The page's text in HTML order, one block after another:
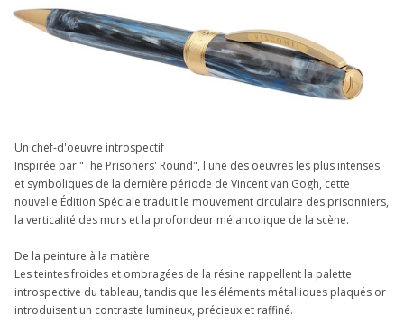
Un chef-d'oeuvre introspectif
Inspirée par "The Prisoners' Round", l'une des oeuvres les plus intenses
et symboliques de la dernière période de Vincent van Gogh, cette
nouvelle Édition Spéciale traduit le mouvement circulaire des prisonniers,
la verticalité des murs et la profondeur mélancolique de la scène.
De la peinture à la matière
Les teintes froides et ombragées de la résine rappellent la palette
introspective du tableau, tandis que les éléments métalliques plaqués or
introduisent un contraste lumineux, précieux et raffiné.